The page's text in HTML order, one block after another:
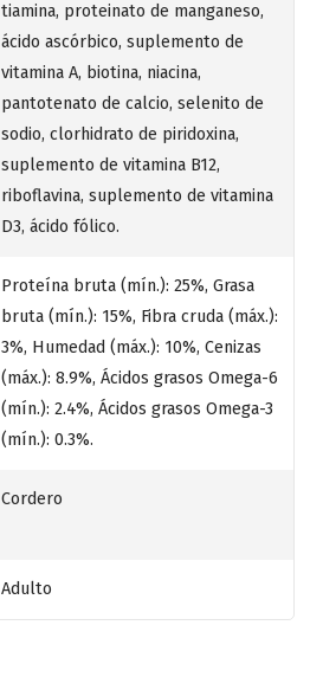
tiamina, proteinato de manganeso,
ácido ascórbico, suplemento de
vitamina A, biotina, niacina,
pantotenato de calcio, selenito de
sodio, clorhidrato de piridoxina,
suplemento de vitamina B12,
riboflavina, suplemento de vitamina
D3, ácido fólico.
Proteína bruta (mín.): 25%, Grasa
bruta (mín.): 15%, Fibra cruda (máx.):
3%, Humedad (máx.): 10%, Cenizas
(máx.): 8.9%, Ácidos grasos Omega-6
(mín.): 2.4%, Ácidos grasos Omega-3
(mín.): 0.3%.
Cordero
Adulto